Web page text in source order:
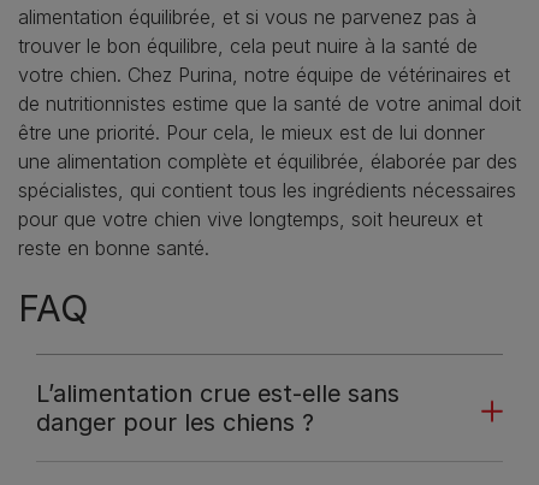
alimentation équilibrée, et si vous ne parvenez pas à
trouver le bon équilibre, cela peut nuire à la santé de
votre chien. Chez Purina, notre équipe de vétérinaires et
de nutritionnistes estime que la santé de votre animal doit
être une priorité. Pour cela, le mieux est de lui donner
une alimentation complète et équilibrée, élaborée par des
spécialistes, qui contient tous les ingrédients nécessaires
pour que votre chien vive longtemps, soit heureux et
reste en bonne santé.
FAQ
L’alimentation crue est-elle sans
danger pour les chiens ?